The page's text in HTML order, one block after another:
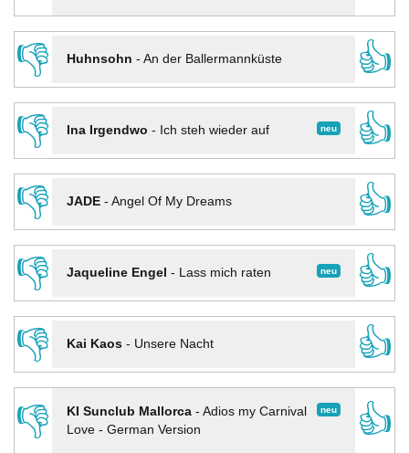
👎
Huhnsohn - An der Ballermannküste
👍
👎
neu
Ina Irgendwo - Ich steh wieder auf
👍
👎
JADE- Angel Of My Dreams
👍
👎
neu
Jaqueline Engel - Lass mich raten
👍
👎
Kai Kaos- Unsere Nacht
👍
👎
neu
KI Sunclub Mallorca- Adios my Carnival
Love - German Version
👍